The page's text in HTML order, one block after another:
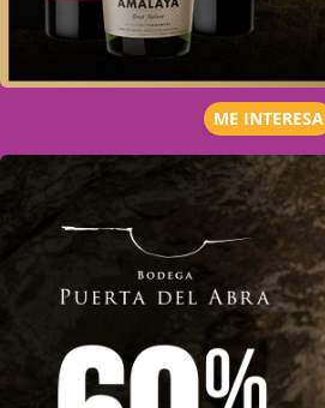
ME INTERESA